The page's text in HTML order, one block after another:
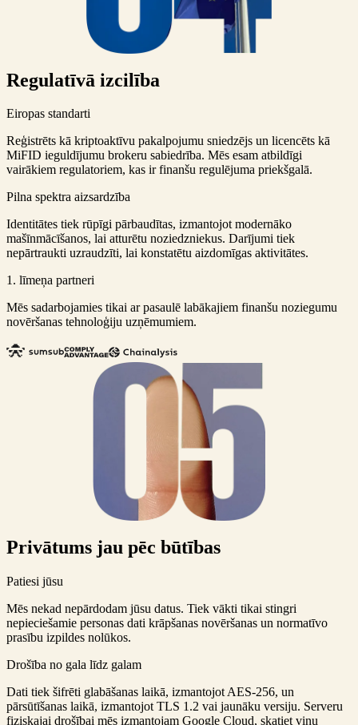
Regulatīvā izcilība
Eiropas standarti
Reģistrēts kā kriptoaktīvu pakalpojumu sniedzējs un licencēts kā
MiFID ieguldījumu brokeru sabiedrība. Mēs esam atbildīgi
vairākiem regulatoriem, kas ir finanšu regulējuma priekšgalā.
Pilna spektra aizsardzība
Identitātes tiek rūpīgi pārbaudītas, izmantojot modernāko
mašīnmācīšanos, lai atturētu noziedzniekus. Darījumi tiek
nepārtraukti uzraudzīti, lai konstatētu aizdomīgas aktivitātes.
1. līmeņa partneri
Mēs sadarbojamies tikai ar pasaulē labākajiem finanšu noziegumu
novēršanas tehnoloģiju uzņēmumiem.
Privātums jau pēc būtības
Patiesi jūsu
Mēs nekad nepārdodam jūsu datus. Tiek vākti tikai stingri
nepieciešamie personas dati krāpšanas novēršanas un normatīvo
prasību izpildes nolūkos.
Drošība no gala līdz galam
Dati tiek šifrēti glabāšanas laikā, izmantojot AES-256, un
pārsūtīšanas laikā, izmantojot TLS 1.2 vai jaunāku versiju. Serveru
fiziskajai drošībai mēs izmantojam Google Cloud, skatiet viņu